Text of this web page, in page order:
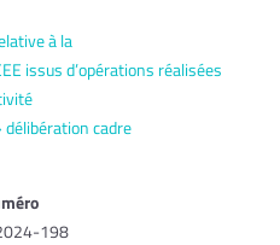
à la
issus d’opérations réalisées
cadre
198